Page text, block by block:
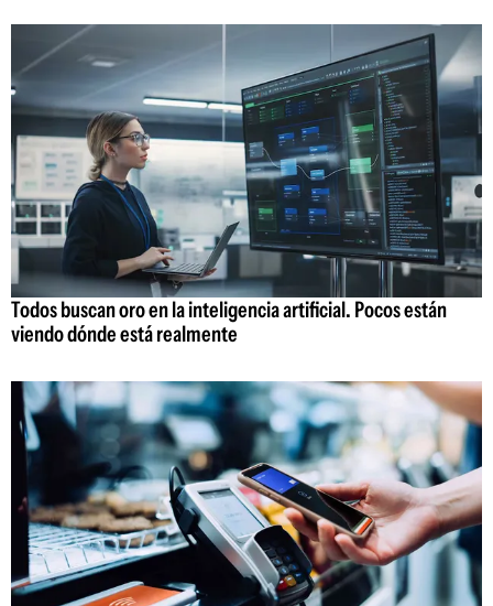
Todos buscan oro en la inteligencia artificial. Pocos están
viendo dónde está realmente